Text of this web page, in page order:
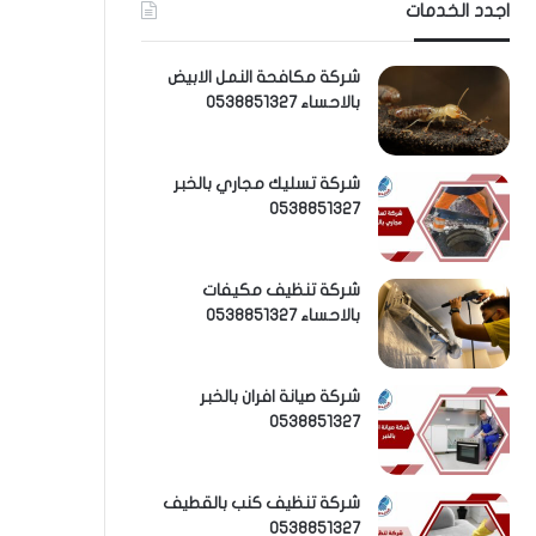
اجدد الخدمات
شركة مكافحة النمل الابيض
بالاحساء 0538851327
شركة تسليك مجاري بالخبر
0538851327
شركة تنظيف مكيفات
بالاحساء 0538851327
شركة صيانة افران بالخبر
0538851327
شركة تنظيف كنب بالقطيف
0538851327